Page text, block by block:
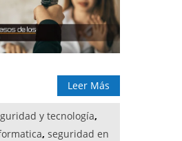
Leer Más
y tecnología,
, seguridad en